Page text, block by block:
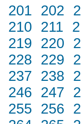
201 202
210 211
219 220
228 229
237 238
246 247
255 256